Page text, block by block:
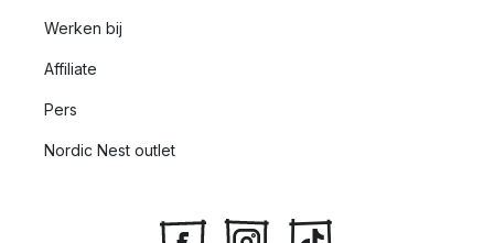
Werken bij
Affiliate
Pers
Nordic Nest outlet